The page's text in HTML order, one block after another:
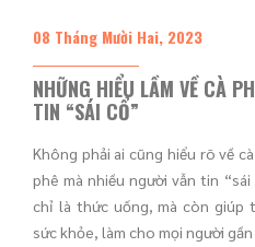
08 Tháng Mười Hai, 2023
NHỮNG HIỂU LẦM VỀ CÀ
TIN “SÁI CỔ”
Không phải ai cũng hiểu rõ về
phê mà nhiều người vẫn tin
chỉ là thức uống, mà còn giúp
sức khỏe, làm cho mọi người